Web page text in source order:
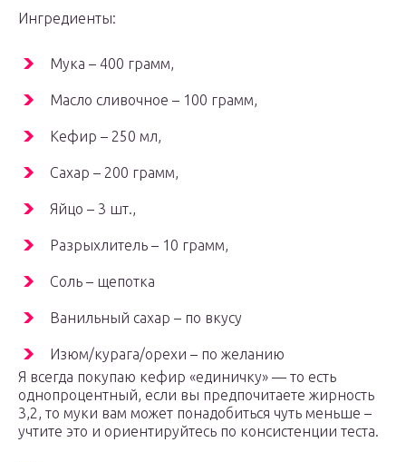
Ингредиенты:
Мука – 400 грамм,
Масло сливочное – 100 грамм,
Кефир – 250 мл,
Сахар – 200 грамм,
Яйцо – 3 шт.,
Разрыхлитель – 10 грамм,
Соль – щепотка
Ванильный сахар – по вкусу
Изюм/курага/орехи – по желанию
Я всегда покупаю кефир «единичку» — то есть
однопроцентный, если вы предпочитаете жирность
3,2, то муки вам может понадобиться чуть меньше –
учтите это и ориентируйтесь по консистенции теста.